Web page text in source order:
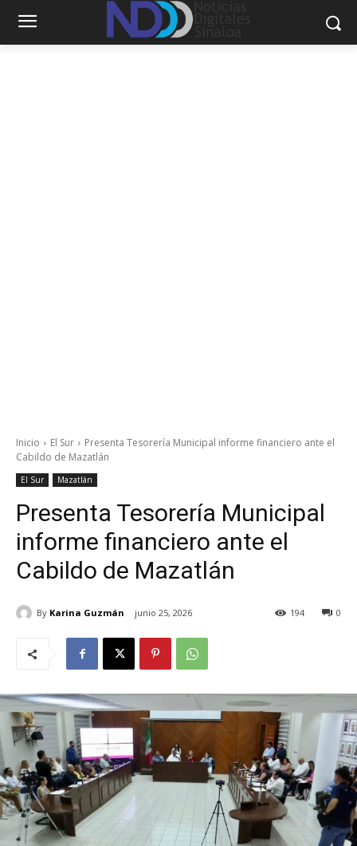
Inicio El Sur
Presenta Tesorería Municipal informe financiero ante el
Cabildo de Mazatlán
El Sur Mazatlán
Presenta Tesorería Municipal
informe financiero ante el
Cabildo de Mazatlán
By Karina Guzmán junio 25, 2026 0
194